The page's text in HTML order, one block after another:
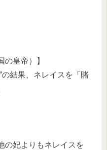
の皇帝）】
の結果、ネレイスを「賭
の妃よりもネレイスを